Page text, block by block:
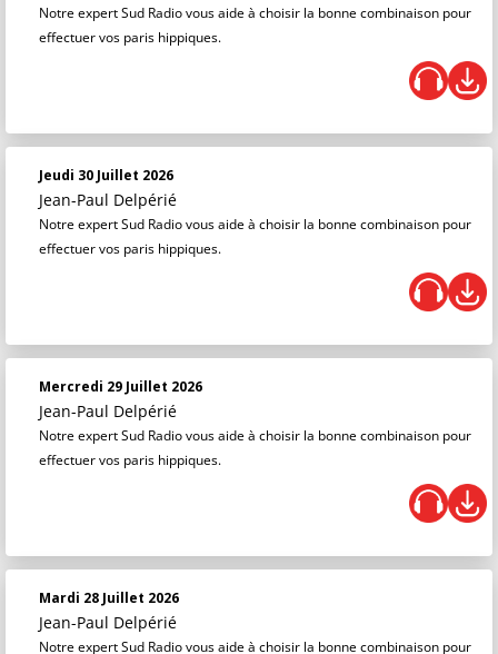
Notre expert Sud Radio vous aide à choisir la bonne combinaison pour
effectuer vos paris hippiques.
Jeudi 30 Juillet 2026
Jean-Paul Delpérié
Notre expert Sud Radio vous aide à choisir la bonne combinaison pour
effectuer vos paris hippiques.
Mercredi 29 Juillet 2026
Jean-Paul Delpérié
Notre expert Sud Radio vous aide à choisir la bonne combinaison pour
effectuer vos paris hippiques.
Mardi 28 Juillet 2026
Jean-Paul Delpérié
Notre expert Sud Radio vous aide à choisir la bonne combinaison pour